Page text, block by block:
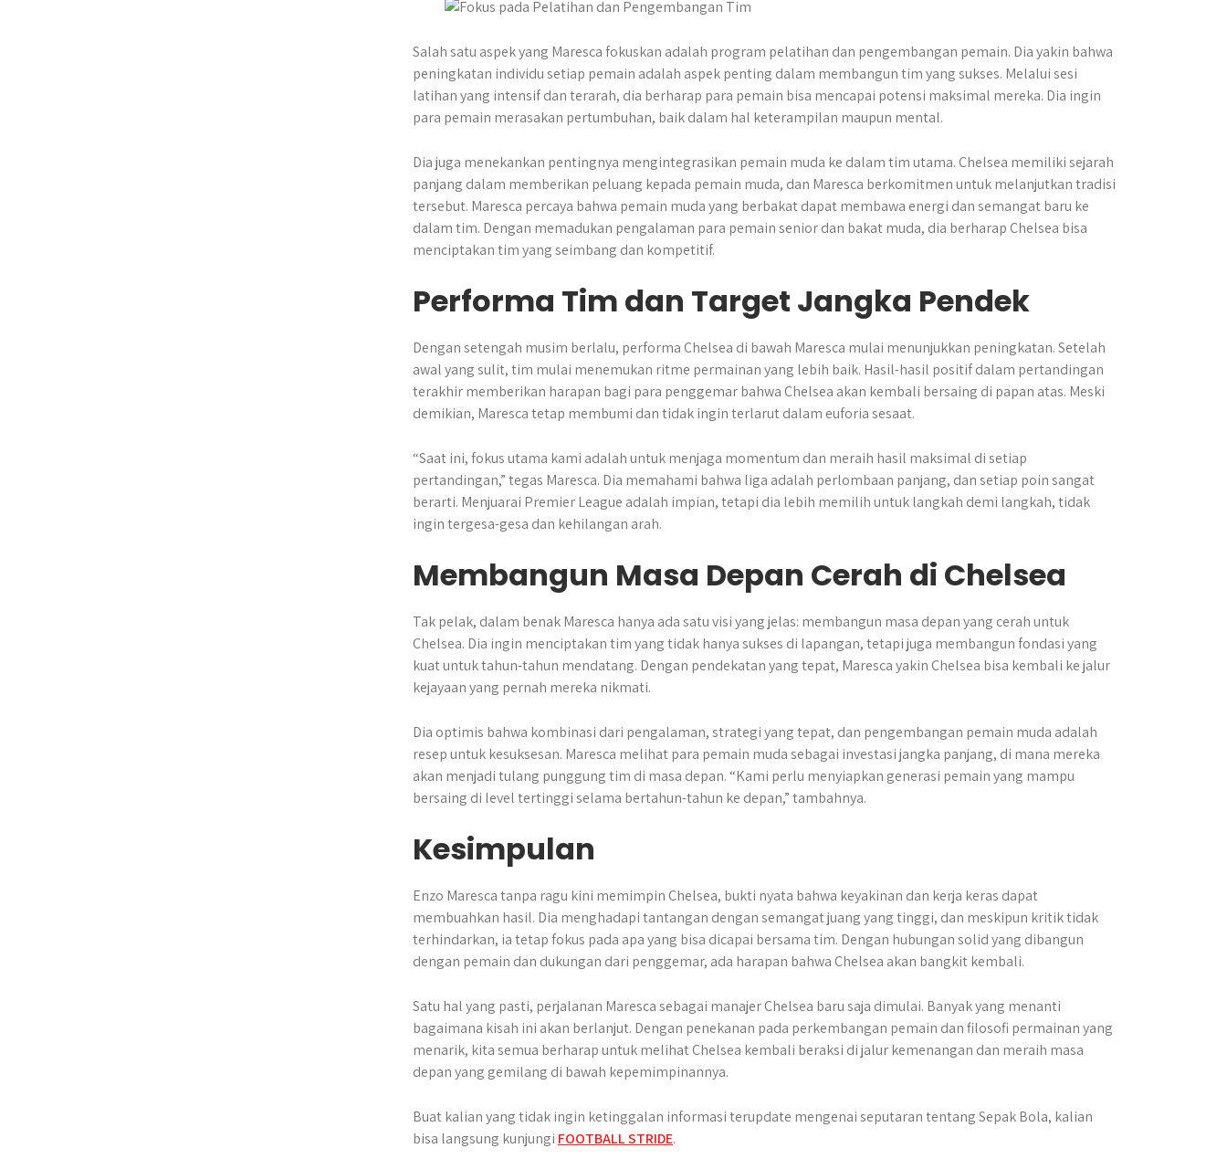
Salah satu aspek yang Maresca fokuskan adalah program pelatihan dan pengembangan pemain. Dia yakin bahwa
peningkatan individu setiap pemain adalah aspek penting dalam membangun tim yang sukses. Melalui sesi
latihan yang intensif dan terarah, dia berharap para pemain bisa mencapai potensi maksimal mereka. Dia ingin
para pemain merasakan pertumbuhan, baik dalam hal keterampilan maupun mental.
Dia juga menekankan pentingnya mengintegrasikan pemain muda ke dalam tim utama. Chelsea memiliki sejarah
panjang dalam memberikan peluang kepada pemain muda, dan Maresca berkomitmen untuk melanjutkan tradisi
tersebut. Maresca percaya bahwa pemain muda yang berbakat dapat membawa energi dan semangat baru ke
dalam tim. Dengan memadukan pengalaman para pemain senior dan bakat muda, dia berharap Chelsea bisa
menciptakan tim yang seimbang dan kompetitif.
Performa Tim dan Target Jangka Pendek
Dengan setengah musim berlalu, performa Chelsea di bawah Maresca mulai menunjukkan peningkatan. Setelah
awal yang sulit, tim mulai menemukan ritme permainan yang lebih baik. Hasil-hasil positif dalam pertandingan
terakhir memberikan harapan bagi para penggemar bahwa Chelsea akan kembali bersaing di papan atas. Meski
demikian, Maresca tetap membumi dan tidak ingin terlarut dalam euforia sesaat.
“Saat ini, fokus utama kami adalah untuk menjaga momentum dan meraih hasil maksimal di setiap
pertandingan,” tegas Maresca. Dia memahami bahwa liga adalah perlombaan panjang, dan setiap poin sangat
berarti. Menjuarai Premier League adalah impian, tetapi dia lebih memilih untuk langkah demi langkah, tidak
ingin tergesa-gesa dan kehilangan arah.
Membangun Masa Depan Cerah di Chelsea
Tak pelak, dalam benak Maresca hanya ada satu visi yang jelas: membangun masa depan yang cerah untuk
Chelsea. Dia ingin menciptakan tim yang tidak hanya sukses di lapangan, tetapi juga membangun fondasi yang
kuat untuk tahun-tahun mendatang. Dengan pendekatan yang tepat, Maresca yakin Chelsea bisa kembali ke jalur
kejayaan yang pernah mereka nikmati.
Dia optimis bahwa kombinasi dari pengalaman, strategi yang tepat, dan pengembangan pemain muda adalah
resep untuk kesuksesan. Maresca melihat para pemain muda sebagai investasi jangka panjang, di mana mereka
akan menjadi tulang punggung tim di masa depan. “Kami perlu menyiapkan generasi pemain yang mampu
bersaing di level tertinggi selama bertahun-tahun ke depan,” tambahnya.
Kesimpulan
​Enzo Maresca tanpa ragu kini memimpin Chelsea, bukti nyata bahwa keyakinan dan kerja keras dapat
membuahkan hasil.​ Dia menghadapi tantangan dengan semangat juang yang tinggi, dan meskipun kritik tidak
terhindarkan, ia tetap fokus pada apa yang bisa dicapai bersama tim. Dengan hubungan solid yang dibangun
dengan pemain dan dukungan dari penggemar, ada harapan bahwa Chelsea akan bangkit kembali.
Satu hal yang pasti, perjalanan Maresca sebagai manajer Chelsea baru saja dimulai. Banyak yang menanti
bagaimana kisah ini akan berlanjut. Dengan penekanan pada perkembangan pemain dan filosofi permainan yang
menarik, kita semua berharap untuk melihat Chelsea kembali beraksi di jalur kemenangan dan meraih masa
depan yang gemilang di bawah kepemimpinannya.
Buat kalian yang tidak ingin ketinggalan informasi terupdate mengenai seputaran tentang Sepak Bola, kalian
bisa langsung kunjungi FOOTBALL STRIDE.